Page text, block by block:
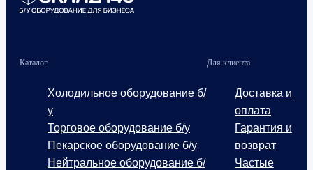
Каталог
Холодильное оборудование б/
у
Торговое оборудование б/у
Пекарское оборудование б/у
Нейтральное оборудование б/
Для клиента
Доставка и
оплата
Гарантия и
возврат
Частые